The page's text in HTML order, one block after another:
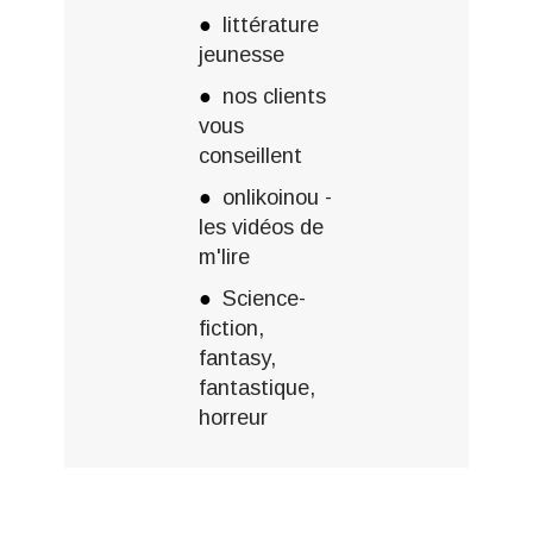
littérature
jeunesse
nos clients
vous
conseillent
onlikoinou -
les vidéos de
m'lire
Science-
fiction,
fantasy,
fantastique,
horreur